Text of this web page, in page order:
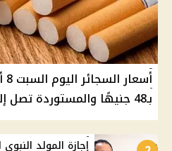
بـ48 جنيهًا والمستوردة تصل إلى 111 جنيهًا